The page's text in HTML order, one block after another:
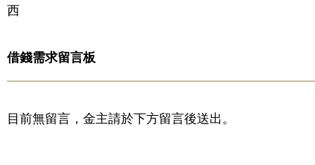
西
借錢需求留言板
目前無留言，金主請於下方留言後送出。